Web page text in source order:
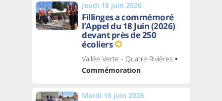
Jeudi 18 juin 2026
Fillinges a commémoré
l’Appel du 18 Juin (2026)
devant près de 250
écoliers
Vallée Verte - Quatre Rivières •
Commémoration
Mardi 16 juin 2026